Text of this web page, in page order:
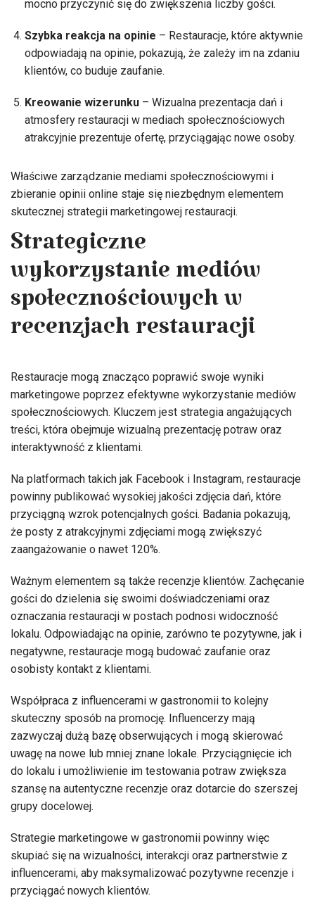
mocno przyczynić się do zwiększenia liczby gości.
Szybka reakcja na opinie – Restauracje, które aktywnie
odpowiadają na opinie, pokazują, że zależy im na zdaniu
klientów, co buduje zaufanie.
Kreowanie wizerunku – Wizualna prezentacja dań i
atmosfery restauracji w mediach społecznościowych
atrakcyjnie prezentuje ofertę, przyciągając nowe osoby.
Właściwe zarządzanie mediami społecznościowymi i
zbieranie opinii online staje się niezbędnym elementem
skutecznej strategii marketingowej restauracji.
Strategiczne
wykorzystanie mediów
społecznościowych w
recenzjach restauracji
Restauracje mogą znacząco poprawić swoje wyniki
marketingowe poprzez efektywne wykorzystanie mediów
społecznościowych. Kluczem jest strategia angażujących
treści, która obejmuje wizualną prezentację potraw oraz
interaktywność z klientami.
Na platformach takich jak Facebook i Instagram, restauracje
powinny publikować wysokiej jakości zdjęcia dań, które
przyciągną wzrok potencjalnych gości. Badania pokazują,
że posty z atrakcyjnymi zdjęciami mogą zwiększyć
zaangażowanie o nawet 120%.
Ważnym elementem są także recenzje klientów. Zachęcanie
gości do dzielenia się swoimi doświadczeniami oraz
oznaczania restauracji w postach podnosi widoczność
lokalu. Odpowiadając na opinie, zarówno te pozytywne, jak i
negatywne, restauracje mogą budować zaufanie oraz
osobisty kontakt z klientami.
Współpraca z influencerami w gastronomii to kolejny
skuteczny sposób na promocję. Influencerzy mają
zazwyczaj dużą bazę obserwujących i mogą skierować
uwagę na nowe lub mniej znane lokale. Przyciągnięcie ich
do lokalu i umożliwienie im testowania potraw zwiększa
szansę na autentyczne recenzje oraz dotarcie do szerszej
grupy docelowej.
Strategie marketingowe w gastronomii powinny więc
skupiać się na wizualności, interakcji oraz partnerstwie z
influencerami, aby maksymalizować pozytywne recenzje i
przyciągać nowych klientów.